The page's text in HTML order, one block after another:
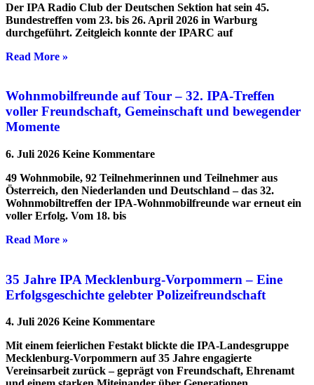
Der IPA Radio Club der Deutschen Sektion hat sein 45.
Bundestreffen vom 23. bis 26. April 2026 in Warburg
durchgeführt. Zeitgleich konnte der IPARC auf
Read More »
Wohnmobilfreunde auf Tour – 32. IPA-Treffen
voller Freundschaft, Gemeinschaft und bewegender
Momente
6. Juli 2026 Keine Kommentare
49 Wohnmobile, 92 Teilnehmerinnen und Teilnehmer aus
Österreich, den Niederlanden und Deutschland – das 32.
Wohnmobiltreffen der IPA-Wohnmobilfreunde war erneut ein
voller Erfolg. Vom 18. bis
Read More »
35 Jahre IPA Mecklenburg-Vorpommern – Eine
Erfolgsgeschichte gelebter Polizeifreundschaft
4. Juli 2026 Keine Kommentare
Mit einem feierlichen Festakt blickte die IPA-Landesgruppe
Mecklenburg-Vorpommern auf 35 Jahre engagierte
Vereinsarbeit zurück – geprägt von Freundschaft, Ehrenamt